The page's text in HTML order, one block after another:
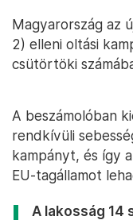
Magyarország az
2) elleni oltási
csütörtöki
A beszámolóban
rendkívüli
kampányt, és így
EU-tagállamot
A lakosság 14